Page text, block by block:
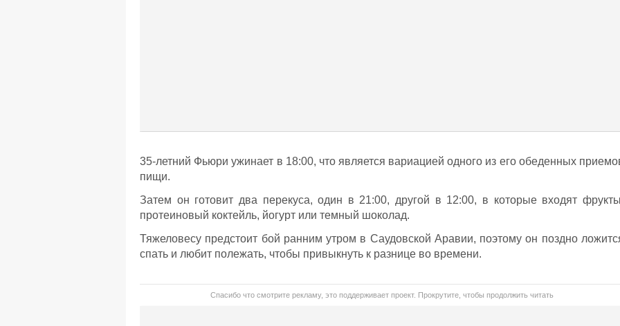
35-летний Фьюри ужинает в 18:00, что является вариацией одного из его обеденных
пищи.
Затем он готовит два перекуса, один в 21:00, другой в 12:00, в которые входят
протеиновый коктейль, йогурт или темный шоколад.
Тяжеловесу предстоит бой ранним утром в Саудовской Аравии, поэтому он поздно
спать и любит полежать, чтобы привыкнуть к разнице во времени.
Спасибо что смотрите рекламу, это поддерживает проект. Прокрутите, чтобы продолжить читать